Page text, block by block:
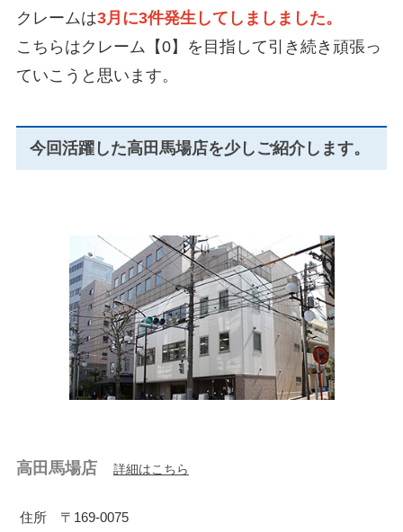
クレームは3月に3件発生してしましました。
こちらはクレーム【0】を目指して引き続き頑張っ
ていこうと思います。
今回活躍した高田馬場店を少しご紹介します。
高田馬場店 詳細はこちら
住所 ​〒169-0075